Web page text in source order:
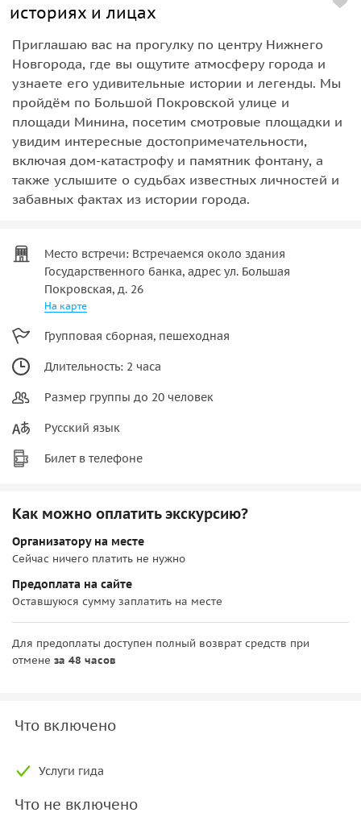
историях и лицах
Приглашаю вас на прогулку по центру Нижнего
Новгорода, где вы ощутите атмосферу города и
узнаете его удивительные истории и легенды. Мы
пройдём по Большой Покровской улице и
площади Минина, посетим смотровые площадки и
увидим интересные достопримечательности,
включая дом-катастрофу и памятник фонтану, а
также услышите о судьбах известных личностей и
забавных фактах из истории города.
Место встречи: Встречаемся около здания
Государственного банка, адрес ул. Большая
Покровская, д. 26
На карте
Групповая сборная, пешеходная
Длительность: 2 часа
Размер группы до 20 человек
Русский язык
Билет в телефоне
Как можно оплатить экскурсию?
Организатору на месте
Сейчас ничего платить не нужно
Предоплата на сайте
Оставшуюся сумму заплатить на месте
Для предоплаты доступен полный возврат средств при
отмене за 48 часов
Что включено
Услуги гида
Что не включено